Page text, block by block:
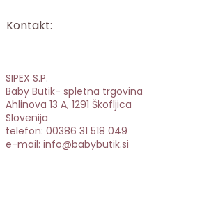
Kontakt:
SIPEX S.P.
Baby Butik- spletna trgovina
Ahlinova 13 A, 1291 Škofljica
Slovenija
telefon: 00386 31 518 049
e-mail: info@babybutik.si